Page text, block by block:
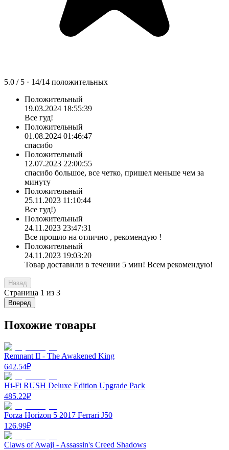
5.0 / 5 · 14/14 положительных
Положительный
19.03.2024 18:55:39
Все гуд!
Положительный
01.08.2024 01:46:47
спасибо
Положительный
12.07.2023 22:00:55
спасибо большое, все четко, пришел меньше чем за
минуту
Положительный
25.11.2023 11:10:44
Все гуд!)
Положительный
24.11.2023 23:47:31
Все прошло на отлично , рекомендую !
Положительный
24.11.2023 19:03:20
Товар доставили в течении 5 мин! Всем рекомендую!
Назад
Страница 1 из 3
Вперед
Похожие товары
Remnant II - The Awakened King
642.54₽
Hi-Fi RUSH Deluxe Edition Upgrade Pack
485.22₽
Forza Horizon 5 2017 Ferrari J50
126.99₽
Claws of Awaji - Assassin's Creed Shadows